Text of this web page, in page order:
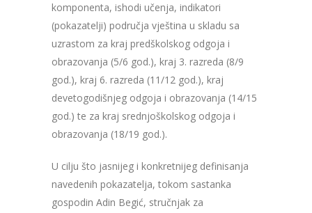
komponenta, ishodi učenja, indikatori
(pokazatelji) područja vještina u skladu sa
uzrastom za kraj predškolskog odgoja i
obrazovanja (5/6 god.), kraj 3. razreda (8/9
god.), kraj 6. razreda (11/12 god.), kraj
devetogodišnjeg odgoja i obrazovanja (14/15
god.) te za kraj srednjoškolskog odgoja i
obrazovanja (18/19 god.).
U cilju što jasnijeg i konkretnijeg definisanja
navedenih pokazatelja, tokom sastanka
gospodin Adin Begić, stručnjak za